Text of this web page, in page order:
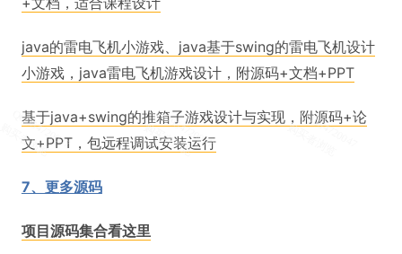
java的雷电飞机小游戏、java基于swing的雷电飞机设计
小游戏，java雷电飞机游戏设计，附源码+文档+PPT
基于java+swing的推箱子游戏设计与实现，附源码+论
文+PPT，包远程调试安装运行
7、更多源码
项目源码集合看这里